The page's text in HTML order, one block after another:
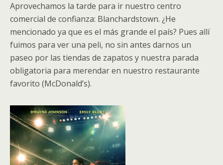
Aprovechamos la tarde para ir nuestro centro
comercial de confianza: Blanchardstown. ¿He
mencionado ya que es el más grande el país? Pues allí
fuimos para ver una peli, no sin antes darnos un
paseo por las tiendas de zapatos y nuestra parada
obligatoria para merendar en nuestro restaurante
favorito (McDonald’s).